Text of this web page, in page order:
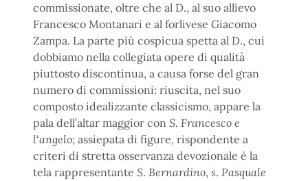
commissionate, oltre che al D., al suo allievo
Francesco Montanari e al forlivese Giacomo
Zampa. La parte più cospicua spetta al D., cui
dobbiamo nella collegiata opere di qualità
piuttosto discontinua, a causa forse del gran
numero di commissioni: riuscita, nel suo
composto idealizzante classicismo, appare la
pala dell’altar maggior con S. Francesco e
l‘angelo; assiepata di figure, rispondente a
criteri di stretta osservanza devozionale è la
tela rappresentante S. Bernardino, s. Pasquale